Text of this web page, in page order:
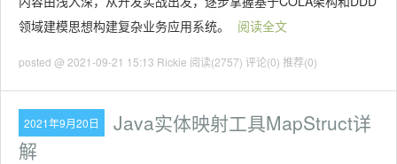
领域建模思想构建复杂业务应用系统。
阅读全文
posted @ 2021-09-21 15:13 Rickie 阅读(2757) 评论(0) 推荐(0)
2021年9月20日
Java实体映射工具MapStruct详
解